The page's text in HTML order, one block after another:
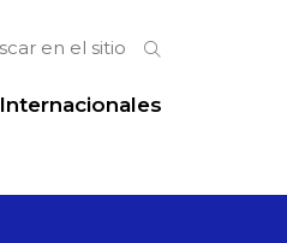
Internacionales